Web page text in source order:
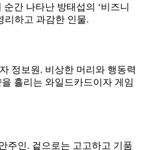
간 나타난 방태섭의 ‘비즈니
리하고 과감한 인물.
정보원. 비상한 머리와 행동력
흘리는 와일드카드이자 게임
주인. 겉으로는 고고하고 기품